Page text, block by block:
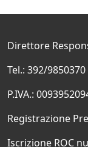
Direttore
Tel.: 392/9850370
P.IVA.:
Registrazione
Iscrizione ROC